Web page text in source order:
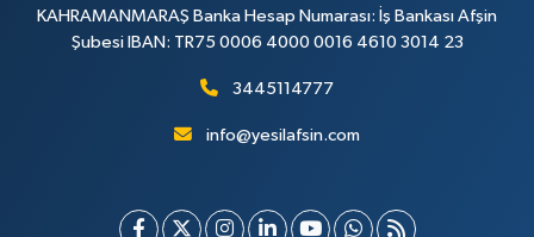
KAHRAMANMARAŞ Banka Hesap Numarası: İş Bankası Afşin
Şubesi IBAN: TR75 0006 4000 0016 4610 3014 23
3445114777
info@yesilafsin.com